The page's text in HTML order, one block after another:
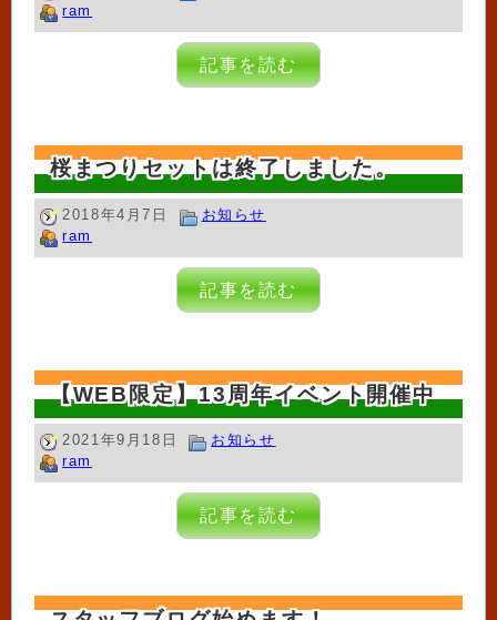
ram
記事を読む
桜まつりセットは終了しました。
2018年4月7日
お知らせ
ram
記事を読む
【WEB限定】13周年イベント開催中
2021年9月18日
お知らせ
ram
記事を読む